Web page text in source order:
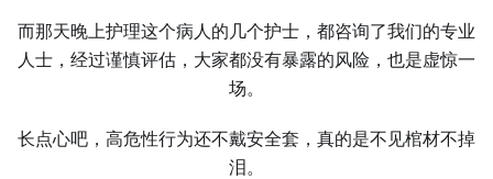
而那天晚上护理这个病人的几个护士，都咨询了我们的专业
人士，经过谨慎评估，大家都没有暴露的风险，也是虚惊一
场。
长点心吧，高危性行为还不戴安全套，真的是不见棺材不掉
泪。